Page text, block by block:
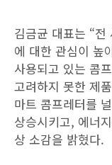
김금균 대표는 “
에 대한 관심이 높
사용되고 있는 콤
고려하지 못한 제
마트 콤프레터를
상승시키고, 에너
상 소감을 밝혔다.